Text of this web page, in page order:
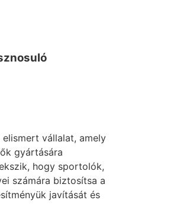
vállalat, amely
gyártására
hogy sportolók,
számára biztosítsa a
javítását és